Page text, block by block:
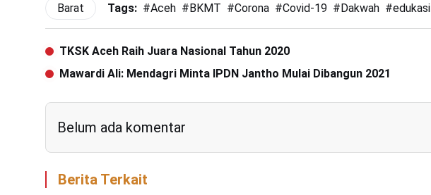
Barat Tags: #Aceh #BKMT #Corona #Covid-19 #Dakwah #edukasi
TKSK Aceh Raih Juara Nasional Tahun 2020
Mawardi Ali: Mendagri Minta IPDN Jantho Mulai Dibangun 2021
Belum ada komentar
Berita Terkait